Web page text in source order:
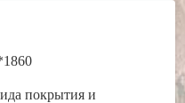
покрытия и